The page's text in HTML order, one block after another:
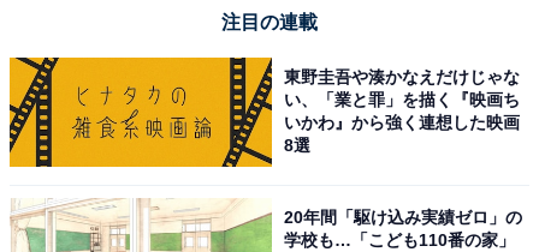
注目の連載
東野圭吾や湊かなえだけじゃな
い、「業と罪」を描く『映画ち
いかわ』から強く連想した映画
8選
20年間「駆け込み実績ゼロ」の
学校も…「こども110番の家」